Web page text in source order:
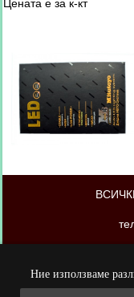
Ние използваме
Цената е за к-кт
магазинът е